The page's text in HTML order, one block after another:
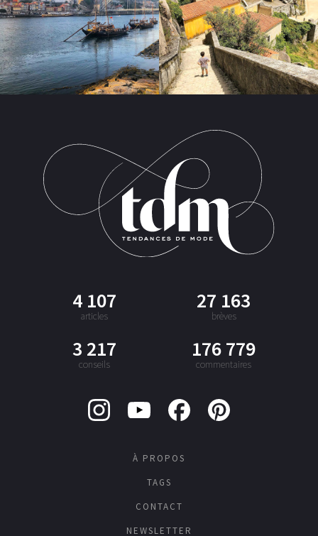
4 107
articles
27 163
brèves
3 217
conseils
176 779
commentaires
À PROPOS
TAGS
CONTACT
NEWSLETTER